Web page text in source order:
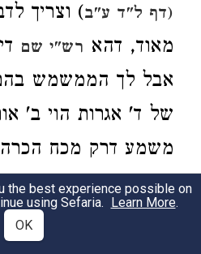
(דף ל"ד ע"ב) וצריך
מאוד, דהא רש"י שם
אבל לך הממשמש
של ד' אגרות הוי ב'
משמע דרק מכח
ב' אותיות, וא"כ מהני
ניכר במשמושן ולא
the best experience possible on
using Sefaria. Learn More.
OK